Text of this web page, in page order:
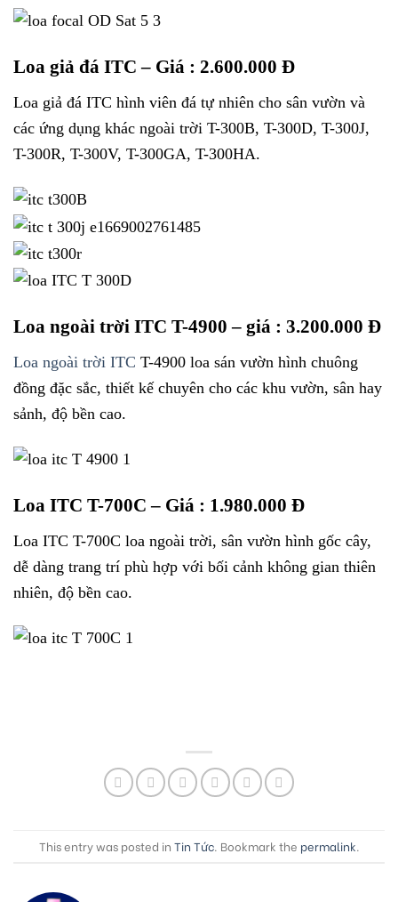
Loa giả đá ITC – Giá : 2.600.000 Đ
Loa giả đá ITC hình viên đá tự nhiên cho sân vườn và
các ứng dụng khác ngoài trời T-300B, T-300D, T-300J,
T-300R, T-300V, T-300GA, T-300HA.
Loa ngoài trời ITC T-4900 – giá : 3.200.000 Đ
Loa ngoài trời ITC T-4900 loa sán vườn hình chuông
đồng đặc sắc, thiết kế chuyên cho các khu vườn, sân hay
sảnh, độ bền cao.
Loa ITC T-700C – Giá : 1.980.000 Đ
Loa ITC T-700C loa ngoài trời, sân vườn hình gốc cây,
dễ dàng trang trí phù hợp với bối cảnh không gian thiên
nhiên, độ bền cao.
This entry was posted in Tin Tức. Bookmark the permalink.